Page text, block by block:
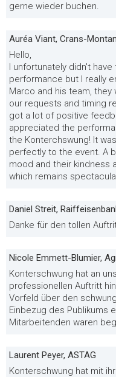
gerne wieder buchen.
Auréa Viant, Crans-
Hello,
I unfortunately didn't
performance but I really
Marco and his team,
our requests and timing
got a lot of positive
appreciated the
the Konterchswung! It
perfectly to the event. A
mood and their kindness
which remains
Daniel Streit,
Danke für den tollen
Nicole Emmett-Blumier,
Konterschwung hat an
professionellen Auftritt
Vorfeld über den
Einbezug des Publikums
Mitarbeitenden waren
Laurent Peyer, ASTAG
Konterschwung hat mit